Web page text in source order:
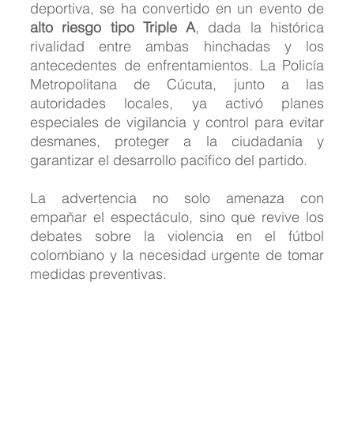
alto riesgo tipo Triple A, dada la histórica
rivalidad entre ambas hinchadas y los
antecedentes de enfrentamientos. La Policía
Metropolitana de Cúcuta, junto a las
autoridades locales, ya activó planes
especiales de vigilancia y control para evitar
desmanes, proteger a la ciudadanía y
garantizar el desarrollo pacífico del partido.
La advertencia no solo amenaza con
empañar el espectáculo, sino que revive los
debates sobre la violencia en el fútbol
colombiano y la necesidad urgente de tomar
medidas preventivas.